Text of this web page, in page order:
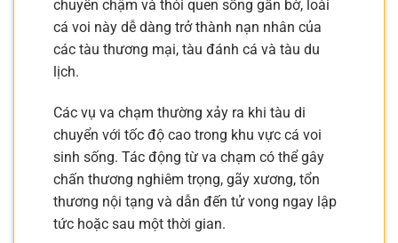
chuyển chậm và thói quen sống gần bờ, loài
cá voi này dễ dàng trở thành nạn nhân của
các tàu thương mại, tàu đánh cá và tàu du
lịch.
Các vụ va chạm thường xảy ra khi tàu di
chuyển với tốc độ cao trong khu vực cá voi
sinh sống. Tác động từ va chạm có thể gây
chấn thương nghiêm trọng, gãy xương, tổn
thương nội tạng và dẫn đến tử vong ngay lập
tức hoặc sau một thời gian.